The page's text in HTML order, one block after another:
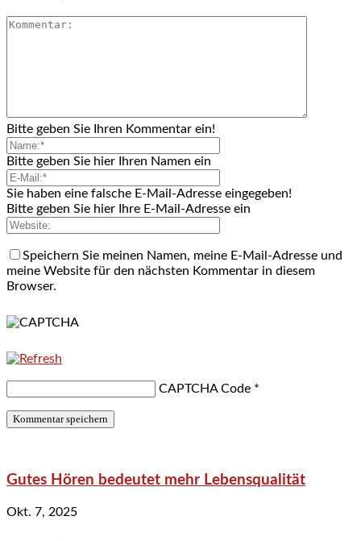
Bitte geben Sie Ihren Kommentar ein!
Bitte geben Sie hier Ihren Namen ein
Sie haben eine falsche E-Mail-Adresse eingegeben!
Bitte geben Sie hier Ihre E-Mail-Adresse ein
Speichern Sie meinen Namen, meine E-Mail-Adresse und
meine Website für den nächsten Kommentar in diesem
Browser.
CAPTCHA Code *
Gutes Hören bedeutet mehr Lebensqualität
Okt. 7, 2025